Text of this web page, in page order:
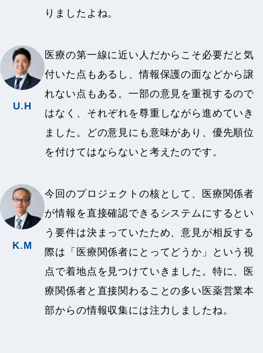
りましたよね。
U.H
医療の第一線に近い人だからこそ必要だと気
付いた点もあるし、情報保護の面などから譲
れない点もある。一部の意見を重視するので
はなく、それぞれを尊重しながら進めていき
ました。どの意見にも意味があり、優先順位
を付けてはならないと考えたのです。
K.M
今回のプロジェクトの核として、医療関係者
が情報を直接確認できるシステムにするとい
う要件は決まっていたため、意見が相反する
際は「医療関係者にとってどうか」という視
点で着地点を見つけていきました。特に、医
療関係者と直接関わることの多い医薬営業本
部からの情報収集には注力しましたね。